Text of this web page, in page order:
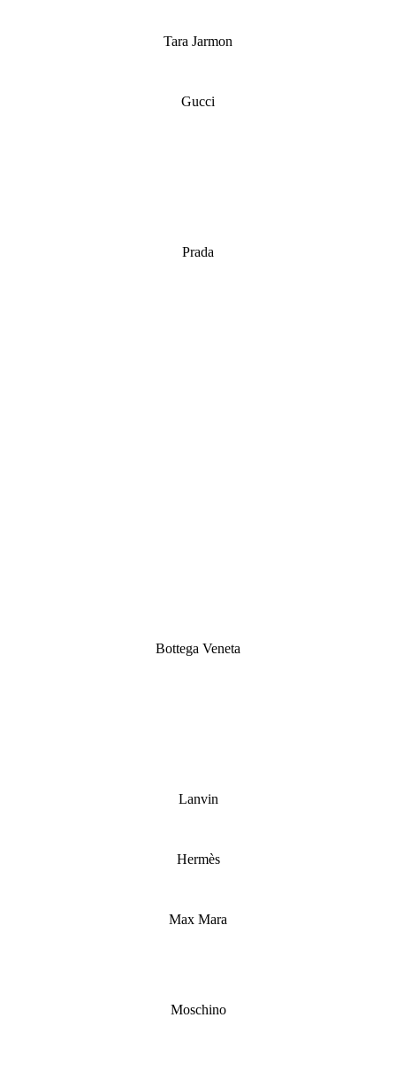
Tara Jarmon
Gucci
Prada
Bottega Veneta
Lanvin
Hermès
Max Mara
Moschino